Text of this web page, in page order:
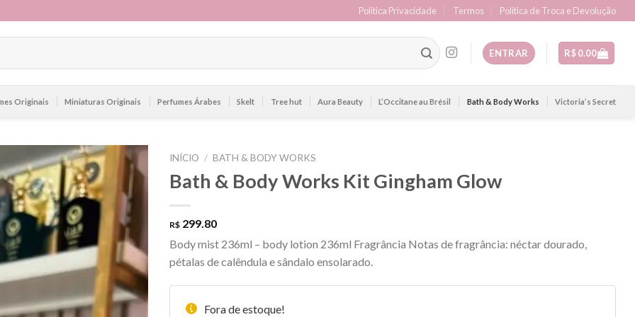
Política Privacidade Termos Politica de Troca e Devolução
ENTRAR R$0.00
Originais Miniaturas Originais Perfumes Árabes Skelt Tree hut Aura Beauty L’Occitane au Brésil Bath & Body Works Victoria’s Secret
INÍCIO / BATH & BODY WORKS
Bath & Body Works Kit Gingham Glow
R$ 299.80
Body mist 236ml – body lotion 236ml Fragrância Notas de fragrância: néctar dourado,
pétalas de calêndula e sândalo ensolarado.
Fora de estoque!